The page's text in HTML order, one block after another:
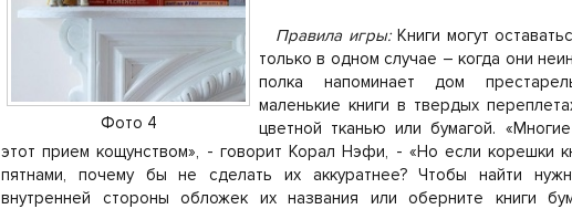
Фото 4
Правила игры: Книги могут
только в одном случае – когда они
полка напоминает дом
маленькие книги в твердых
цветной тканью или бумагой.
этот прием кощунством», - говорит Корал Нэфи, - «Но если корешки
пятнами, почему бы не сделать их аккуратнее? Чтобы найти
внутренней стороны обложек их названия или оберните книги